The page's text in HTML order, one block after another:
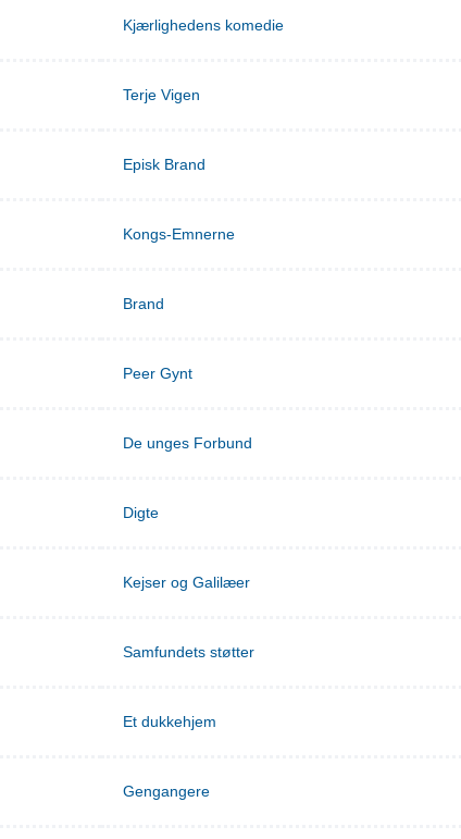
Kjærlighedens komedie
Terje Vigen
Episk Brand
Kongs-Emnerne
Brand
Peer Gynt
De unges Forbund
Digte
Kejser og Galilæer
Samfundets støtter
Et dukkehjem
Gengangere